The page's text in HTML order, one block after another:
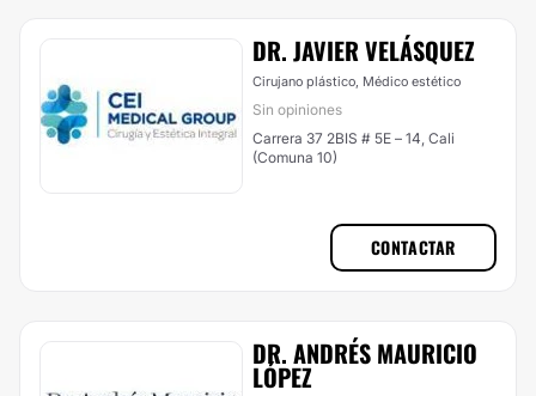
DR. JAVIER VELÁSQUEZ
Cirujano plástico, Médico estético
Sin opiniones
Carrera 37 2BIS # 5E – 14, Cali
(Comuna 10)
CONTACTAR
DR. ANDRÉS MAURICIO
LÓPEZ